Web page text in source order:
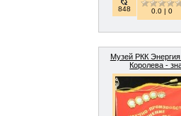
848 0.0 | 0
Музей РКК
Королева -